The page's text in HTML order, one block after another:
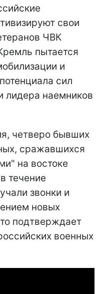
свои
ЧВК
пытается
и
сил
лидера наемников
четверо бывших
сражавшихся
на востоке
течение
звонки и
новых
подтверждает
военных